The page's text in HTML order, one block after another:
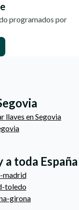
programados por
llaves en Segovia
a toda España
madrid
toledo
girona